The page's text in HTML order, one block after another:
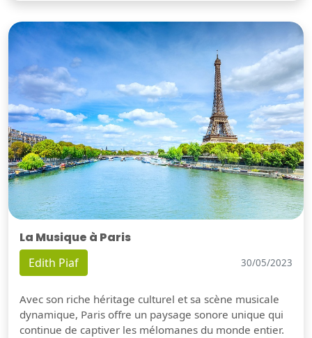
La Musique à Paris
Edith Piaf 30/05/2023
Avec son riche héritage culturel et sa scène musicale
dynamique, Paris offre un paysage sonore unique qui
continue de captiver les mélomanes du monde entier.